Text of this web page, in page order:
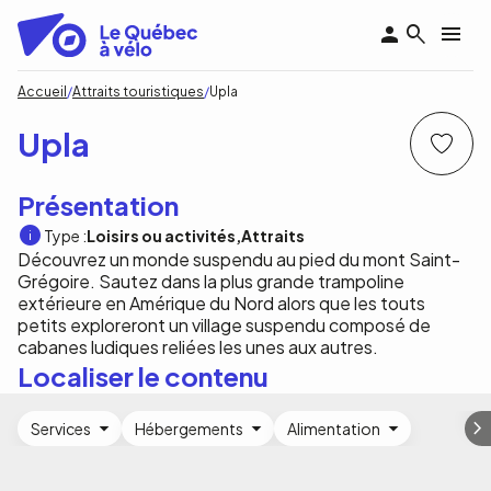
contenu
principal
Fil
d'Ariane
Accueil Attraits touristiques Upla
Upla
Présentation
Type :Loisirs ou activités Attraits
Découvrez un monde suspendu au pied du mont Saint-
Grégoire. Sautez dans la plus grande trampoline
extérieure en Amérique du Nord alors que les touts
petits exploreront un village suspendu composé de
cabanes ludiques reliées les unes aux autres.
Localiser le contenu
Services Hébergements Alimentation